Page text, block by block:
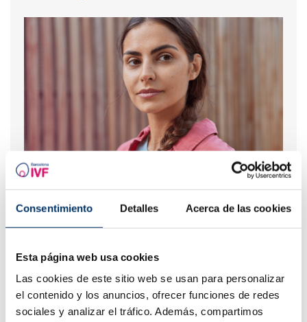
Consentimiento Detalles Acerca de las cookies
Esta página web usa cookies
Las cookies de este sitio web se usan para personalizar
el contenido y los anuncios, ofrecer funciones de redes
sociales y analizar el tráfico. Además, compartimos
Quins són els símptomes d'implantació embrionària?